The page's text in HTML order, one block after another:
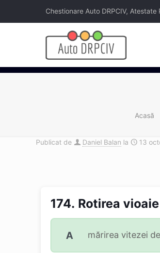
Chestionare Auto DRPCIV,
Acasă
Publicat de Daniel Balan la 13
174. Rotirea
A mărirea vitezei